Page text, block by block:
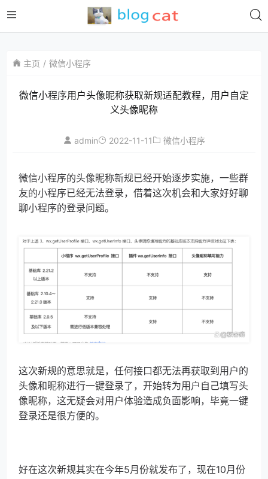
主页 微信小程序
微信小程序用户头像昵称获取新规适配教程，用户自定
义头像昵称
admin 2022-11-11 微信小程序
微信小程序的头像昵称新规已经开始逐步实施，一些群
友的小程序已经无法登录，借着这次机会和大家好好聊
聊小程序的登录问题。
这次新规的意思就是，任何接口都无法再获取到用户的
头像和昵称进行一键登录了，开始转为用户自己填写头
像昵称，这无疑会对用户体验造成负面影响，毕竟一键
登录还是很方便的。
好在这次新规其实在今年5月份就发布了，现在10月份